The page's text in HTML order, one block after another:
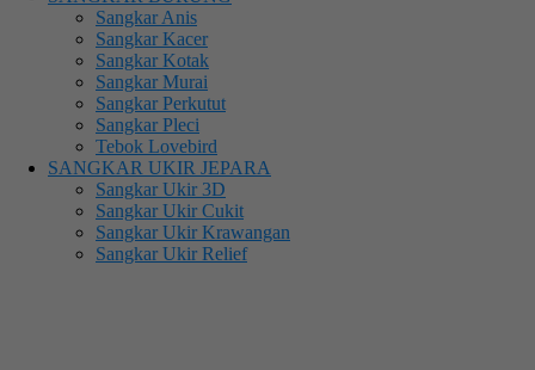
Sangkar Anis
Sangkar Kacer
Sangkar Kotak
Sangkar Murai
Sangkar Perkutut
Sangkar Pleci
Tebok Lovebird
SANGKAR UKIR JEPARA
Sangkar Ukir 3D
Sangkar Ukir Cukit
Sangkar Ukir Krawangan
Sangkar Ukir Relief